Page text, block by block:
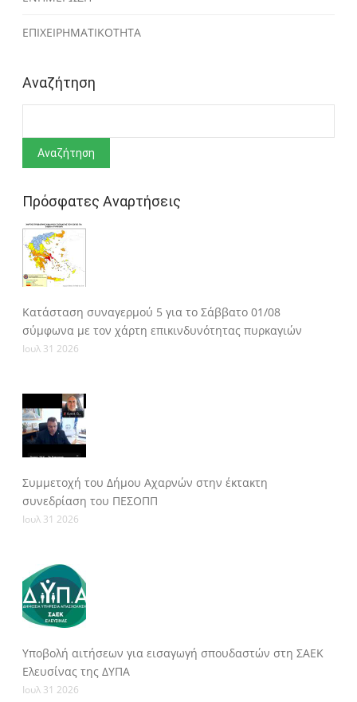
ΕΠΙΧΕΙΡΗΜΑΤΙΚΟΤΗΤΑ
Αναζήτηση
Πρόσφατες Αναρτήσεις
Κατάσταση συναγερμού 5 για το Σάββατο 01/08
σύμφωνα με τον χάρτη επικινδυνότητας πυρκαγιών
Ιουλ 31 2026
Συμμετοχή του Δήμου Αχαρνών στην έκτακτη
συνεδρίαση του ΠΕΣΟΠΠ
Ιουλ 31 2026
Υποβολή αιτήσεων για εισαγωγή σπουδαστών στη ΣΑΕΚ
Ελευσίνας της ΔΥΠΑ
Ιουλ 31 2026